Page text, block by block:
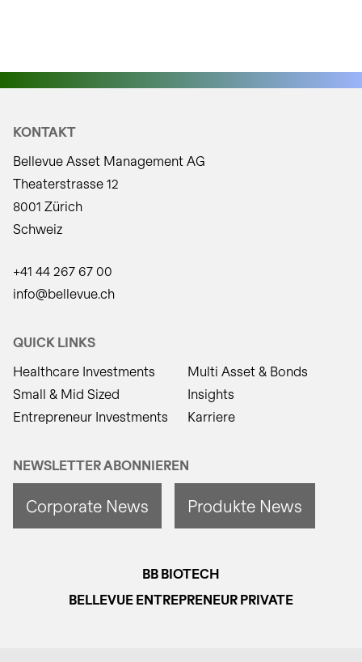
KONTAKT
Bellevue Asset Management AG
Theaterstrasse 12
8001 Zürich
Schweiz
+41 44 267 67 00
info@bellevue.ch
QUICK LINKS
Healthcare Investments
Small & Mid Sized
Entrepreneur Investments
Multi Asset & Bonds
Insights
Karriere
NEWSLETTER ABONNIEREN
Corporate News Produkte News
BB BIOTECH
BELLEVUE ENTREPRENEUR PRIVATE